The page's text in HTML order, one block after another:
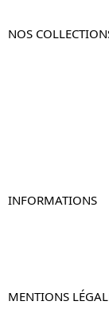
NOS
INFORMATIONS
MENTIONS